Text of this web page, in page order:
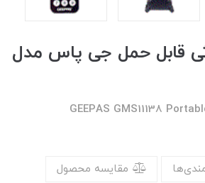
قابل حمل جی پاس مدل
GEEPAS GMS11138
مقایسه محصول